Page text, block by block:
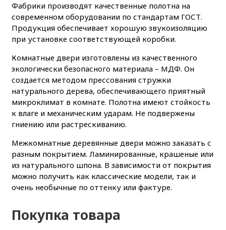
Фабрики производят качественные полотна на
современном оборудовании по стандартам ГОСТ.
Продукция обеспечивает хорошую звукоизоляцию
при установке соответствующей коробки.
Комнатные двери изготовлены из качественного
экологически безопасного материала – МДФ. Он
создается методом прессования стружки
натурального дерева, обеспечивающего приятный
микроклимат в комнате. Полотна имеют стойкость
к влаге и механическим ударам. Не подвержены
гниению или растрескиванию.
Межкомнатные деревянные двери можно заказать с
разным покрытием. Ламинированные, крашеные или
из натурального шпона. В зависимости от покрытия
можно получить как классические модели, так и
очень необычные по оттенку или фактуре.
Покупка товара